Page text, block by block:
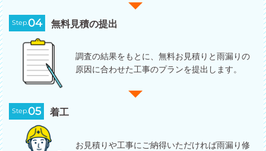
Step. 04 無料見積の提出
調査の結果をもとに、無料お見積りと雨漏りの
原因に合わせた工事のプランを提出します。
Step.05 着工
お見積りや工事にご納得いただければ雨漏り修